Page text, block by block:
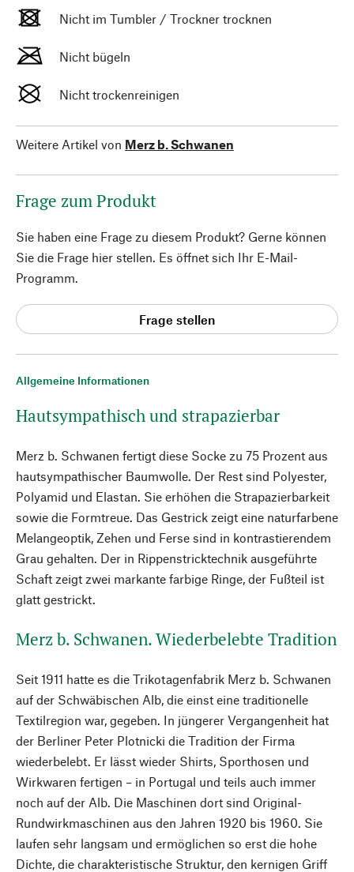
Allgemeine Informationen
Hautsympathisch und strapazierbar
Merz b. Schwanen fertigt diese Socke zu 75 Prozent aus
hautsympathischer Baumwolle. Der Rest sind Polyester,
Polyamid und Elastan. Sie erhöhen die Strapazierbarkeit
sowie die Formtreue. Das Gestrick zeigt eine naturfarbene
Melangeoptik, Zehen und Ferse sind in kontrastierendem
Grau gehalten. Der in Rippenstricktechnik ausgeführte
Schaft zeigt zwei markante farbige Ringe, der Fußteil ist
glatt gestrickt.
Merz b. Schwanen. Wiederbelebte Tradition
Seit 1911 hatte es die Trikotagenfabrik Merz b. Schwanen
auf der Schwäbischen Alb, die einst eine traditionelle
Textilregion war, gegeben. In jüngerer Vergangenheit hat
der Berliner Peter Plotnicki die Tradition der Firma
wiederbelebt. Er lässt wieder Shirts, Sporthosen und
Wirkwaren fertigen – in Portugal und teils auch immer
noch auf der Alb. Die Maschinen dort sind Original-
Rundwirkmaschinen aus den Jahren 1920 bis 1960. Sie
laufen sehr langsam und ermöglichen so erst die hohe
Dichte, die charakteristische Struktur, den kernigen Griff
Nicht im Tumbler / Trockner trocknen
Nicht bügeln
Nicht trockenreinigen
Weitere Artikel von Merz b. Schwanen
Frage zum Produkt
Sie haben eine Frage zu diesem Produkt? Gerne können
Sie die Frage hier stellen. Es öffnet sich Ihr E-Mail-
Programm.
Frage stellen